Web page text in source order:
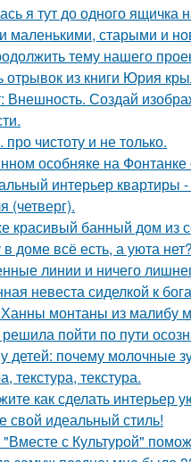
я тут до одного ящичка
маленькими, старыми и
тему нашего
отрывок из книги Юрия
Внешность. Создай
про чистоту и не только.
особняке на
интерьер квартиры
(четверг).
красивый банный дом из
доме всё есть, а уюта нет?
линии и ничего
невеста сиделкой к
монтаны из малибу
пойти по пути
детей: почему молочные
текстура, текстура.
как сделать интерьер
свой идеальный стиль!
с Культурой"